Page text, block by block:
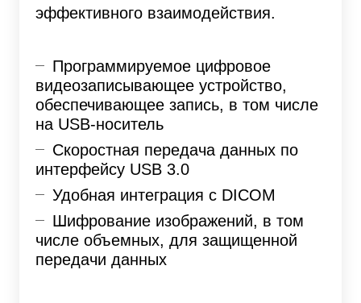
эффективного взаимодействия.
Программируемое цифровое
видеозаписывающее устройство,
обеспечивающее запись, в том числе
на USB-носитель
Скоростная передача данных по
интерфейсу USB 3.0
Удобная интеграция с DICOM
Шифрование изображений, в том
числе объемных, для защищенной
передачи данных